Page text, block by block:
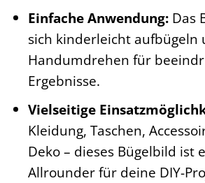
Einfache Anwendung:Das
sich kinderleicht aufbügeln
Handumdrehen für
Ergebnisse.
Vielseitige
Kleidung, Taschen,
Deko – dieses Bügelbild ist
Allrounder für deine DIY-